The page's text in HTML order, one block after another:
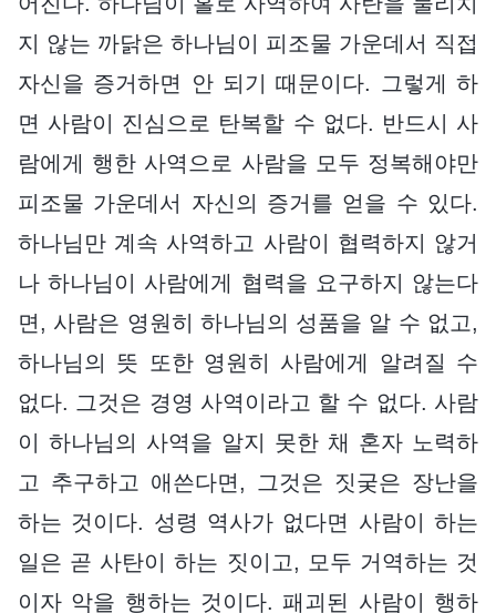
지 않는 까닭은 하나님이 피조물 가운데서 직접
자신을 증거하면 안 되기 때문이다. 그렇게 하
면 사람이 진심으로 탄복할 수 없다. 반드시 사
람에게 행한 사역으로 사람을 모두 정복해야만
피조물 가운데서 자신의 증거를 얻을 수 있다.
하나님만 계속 사역하고 사람이 협력하지 않거
나 하나님이 사람에게 협력을 요구하지 않는다
면, 사람은 영원히 하나님의 성품을 알 수 없고,
하나님의 뜻 또한 영원히 사람에게 알려질 수
없다. 그것은 경영 사역이라고 할 수 없다. 사람
이 하나님의 사역을 알지 못한 채 혼자 노력하
고 추구하고 애쓴다면, 그것은 짓궂은 장난을
하는 것이다. 성령 역사가 없다면 사람이 하는
일은 곧 사탄이 하는 짓이고, 모두 거역하는 것
이자 악을 행하는 것이다. 패괴된 사람이 행하